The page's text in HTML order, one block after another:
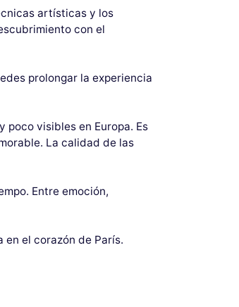
artísticas y los
con el
prolongar la experiencia
visibles en Europa. Es
La calidad de las
Entre emoción,
el corazón de París.